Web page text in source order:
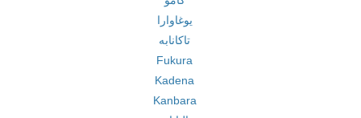
يوغاوارا
تاكانابه
Fukura
Kadena
Kanbara